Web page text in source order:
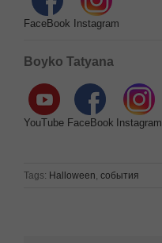
FaceBook Instagram
Boyko Tatyana
YouTube FaceBook Instagram
Tags: Halloween, события